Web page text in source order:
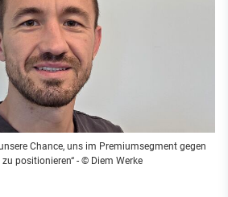
Chance, uns im Premiumsegment gegen
positionieren“- © Diem Werke